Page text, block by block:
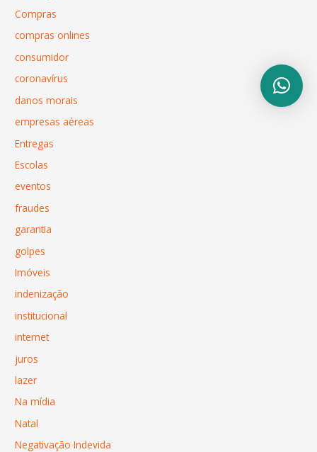
Compras
compras onlines
consumidor
coronavírus
danos morais
empresas aéreas
Entregas
Escolas
eventos
fraudes
garantia
golpes
Imóveis
indenização
institucional
internet
juros
lazer
Na mídia
Natal
Negativação Indevida